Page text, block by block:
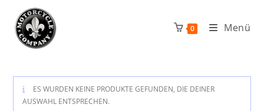
Inhalt
springen
0 Menü
ES WURDEN KEINE PRODUKTE GEFUNDEN, DIE DEINER
AUSWAHL ENTSPRECHEN.